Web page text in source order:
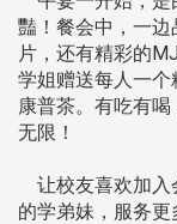
豔！餐会中，一
片，还有精彩的
学姐赠送每人一
康普茶。有吃有
无限！
让校友喜欢加入
的学弟妹，服务